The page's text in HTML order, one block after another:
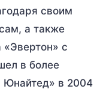
своим
а также
«Эвертон» с
в более
Юнайтед» в 2004